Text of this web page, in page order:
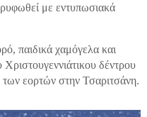
με εντυπωσιακά
παιδικά χαμόγελα και
δέντρου
εορτών στην Τσαριτσάνη.